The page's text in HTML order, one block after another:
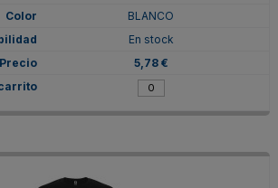
BLANCO
En stock
5,78 €